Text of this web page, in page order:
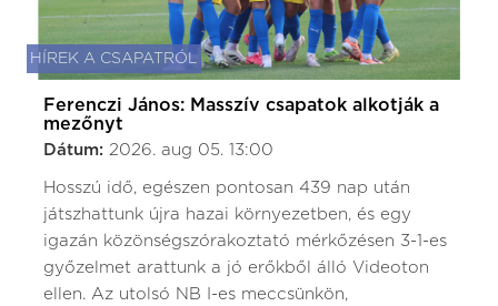
HÍREK A CSAPATRÓL
Ferenczi János: Masszív csapatok alkotják a
mezőnyt
Dátum: 2026. aug 05. 13:00
Hosszú idő, egészen pontosan 439 nap után
játszhattunk újra hazai környezetben, és egy
igazán közönségszórakoztató mérkőzésen 3-1-es
győzelmet arattunk a jó erőkből álló Videoton
ellen. Az utolsó NB I-es meccsünkön,